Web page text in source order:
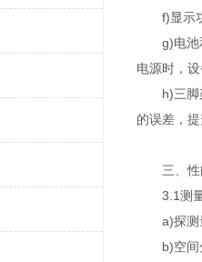
f)显示功
g)电池和
电源时，
h)三脚架
的误差，
三、性
3.1测量
a)探测
b)空间